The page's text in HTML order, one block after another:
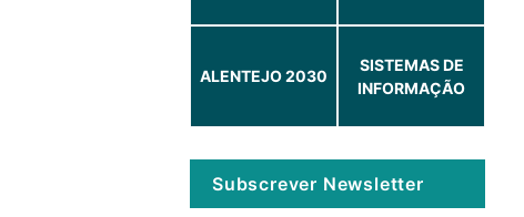
ALENTEJO 2030
SISTEMAS DE
INFORMAÇÃO
Subscrever Newsletter